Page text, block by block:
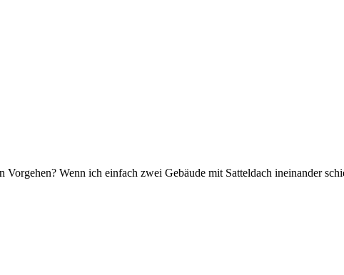
Wenn ich einfach zwei Gebäude mit Satteldach ineinander